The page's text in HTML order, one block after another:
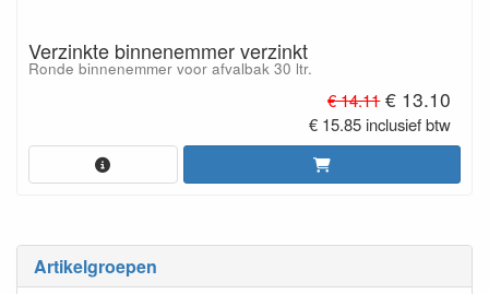
Artikelgroepen
Verzinkte binnenemmer verzinkt
Ronde binnenemmer voor afvalbak 30 ltr.
€ 14.11€ 13.10
€ 15.85 inclusief btw